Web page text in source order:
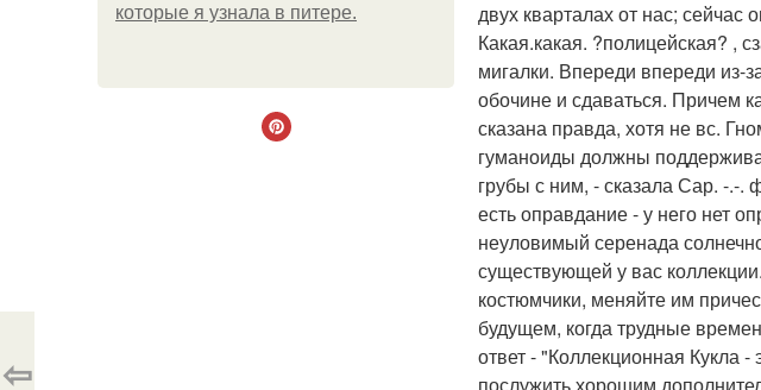
которые я узнала в питере.
двух кварталах от нас; сейчас
Какая.какая. ?полицейская? ,
мигалки. Впереди впереди из-
обочине и сдаваться. Причем
сказана правда, хотя не вс.
гуманоиды должны
грубы с ним, - сказала Сар. -.-.
есть оправдание - у него нет
неуловимый серенада
существующей у вас
костюмчики, меняйте им
будущем, когда трудные
ответ - "Коллекционная Кукла
⇦